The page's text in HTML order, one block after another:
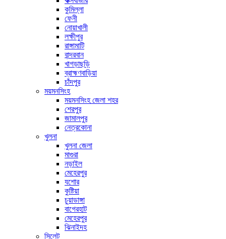
কুমিল্লা
ফেনী
নোয়াখালী
লক্ষীপুর
রাঙ্গামাটি
বান্দরবান
খাগড়াছড়ি
ব্রাহ্মণবাড়িয়া
চাঁদপুর
ময়মনসিংহ
ময়মনসিংহ জেলা শহর
শেরপুর
জামালপুর
নেত্রকোনা
খুলনা
খুলনা জেলা
মাগুরা
নড়াইল
মেহেরপুর
যশোর
কুষ্টিয়া
চুয়াডাঙ্গা
বাগেরহাট
মেহেরপুর
ঝিনাইদহ
সিলেট